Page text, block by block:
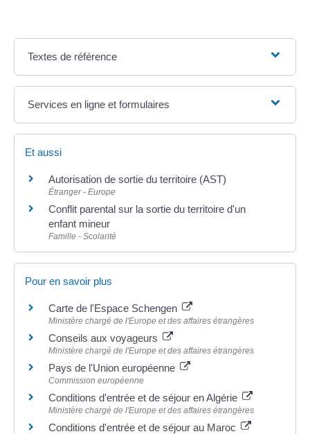
Textes de référence
Services en ligne et formulaires
Et aussi
Autorisation de sortie du territoire (AST)
Étranger - Europe
Conflit parental sur la sortie du territoire d'un
enfant mineur
Famille - Scolarité
Pour en savoir plus
Carte de l'Espace Schengen
Ministère chargé de l'Europe et des affaires étrangères
Conseils aux voyageurs
Ministère chargé de l'Europe et des affaires étrangères
Pays de l'Union européenne
Commission européenne
Conditions d'entrée et de séjour en Algérie
Ministère chargé de l'Europe et des affaires étrangères
Conditions d'entrée et de séjour au Maroc